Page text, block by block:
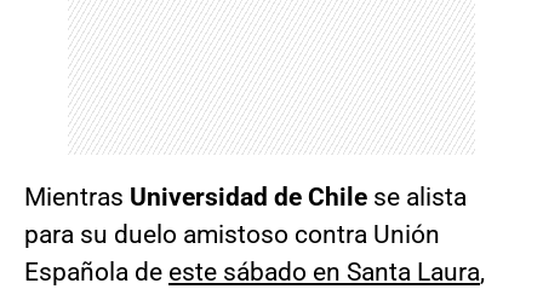
Mientras Universidad de Chile se alista
para su duelo amistoso contra Unión
Española de este sábado en Santa Laura,